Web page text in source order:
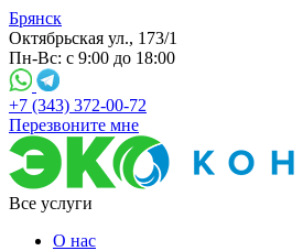
Брянск
Октябрьская ул., 173/1
Пн-Вс: с 9:00 до 18:00
+7 (343) 372-00-72
Перезвоните мне
Все услуги
О нас